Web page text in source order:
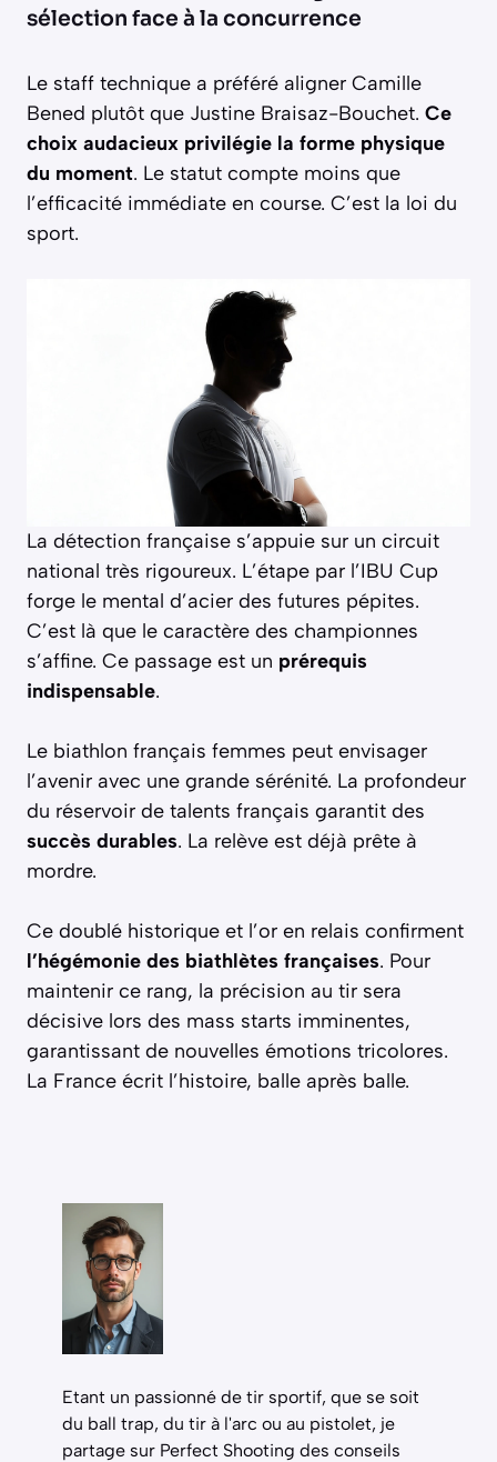
sélection face à la concurrence
Le staff technique a préféré aligner Camille
Bened plutôt que Justine Braisaz-Bouchet. Ce
choix audacieux privilégie la forme physique
du moment. Le statut compte moins que
l’efficacité immédiate en course. C’est la loi du
sport.
La détection française s’appuie sur un circuit
national très rigoureux. L’étape par l’IBU Cup
forge le mental d’acier des futures pépites.
C’est là que le caractère des championnes
s’affine. Ce passage est un prérequis
indispensable.
Le biathlon français femmes peut envisager
l’avenir avec une grande sérénité. La profondeur
du réservoir de talents français garantit des
succès durables. La relève est déjà prête à
mordre.
Ce doublé historique et l’or en relais confirment
l’hégémonie des biathlètes françaises. Pour
maintenir ce rang, la précision au tir sera
décisive lors des mass starts imminentes,
garantissant de nouvelles émotions tricolores.
La France écrit l’histoire, balle après balle.
Etant un passionné de tir sportif, que se soit
du ball trap, du tir à l'arc ou au pistolet, je
partage sur Perfect Shooting des conseils